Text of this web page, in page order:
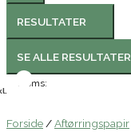
RESULTATER
SE ALLE RESULTATER
Moms:
Forside/Aftørringspapir